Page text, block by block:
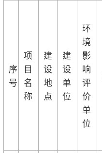
序
号
项
目
名
称
建
设
地
点
建
设
单
位
环
境
影
响
评
价
单
位